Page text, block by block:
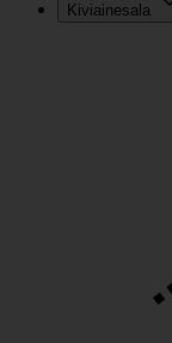
Kiviainesala